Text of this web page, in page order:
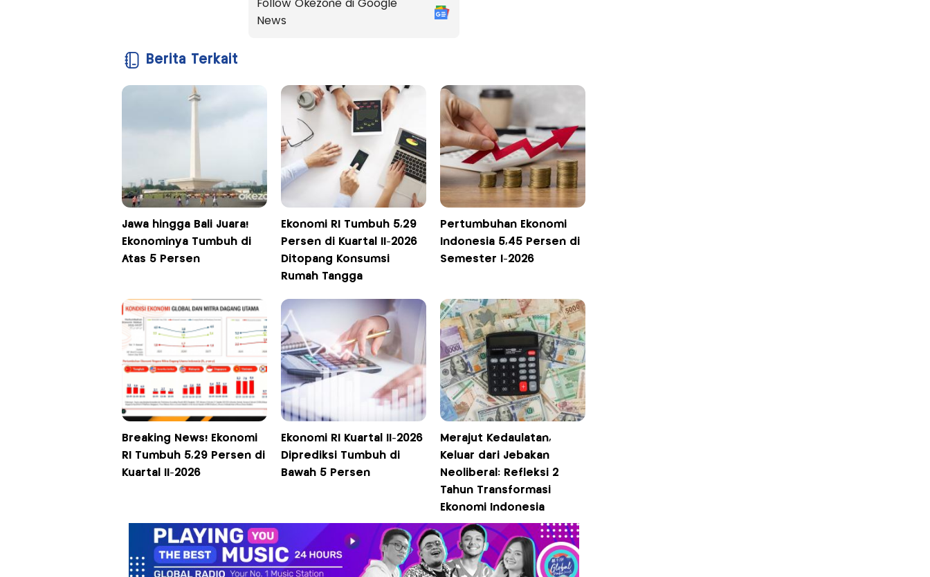
Follow Okezone di Google
News
Berita Terkait
Jawa hingga Bali Juara!
Ekonominya Tumbuh di
Atas 5 Persen
Ekonomi RI Tumbuh 5,29
Persen di Kuartal II-2026
Ditopang Konsumsi
Rumah Tangga
Pertumbuhan Ekonomi
Indonesia 5,45 Persen di
Semester I-2026
Breaking News! Ekonomi
RI Tumbuh 5,29 Persen di
Kuartal II-2026
Ekonomi RI Kuartal II-2026
Diprediksi Tumbuh di
Bawah 5 Persen
Merajut Kedaulatan,
Keluar dari Jebakan
Neoliberal: Refleksi 2
Tahun Transformasi
Ekonomi Indonesia